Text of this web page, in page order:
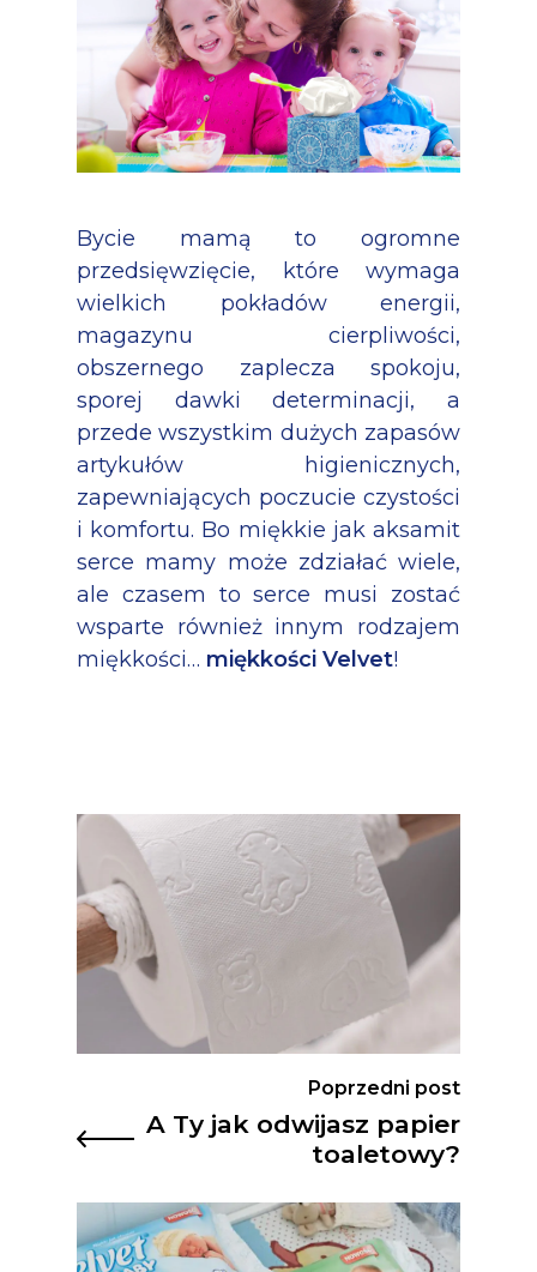
Bycie mamą to ogromne
przedsięwzięcie, które wymaga
wielkich pokładów energii,
magazynu cierpliwości,
obszernego zaplecza spokoju,
sporej dawki determinacji, a
przede wszystkim dużych zapasów
artykułów higienicznych,
zapewniających poczucie czystości
i komfortu. Bo miękkie jak aksamit
serce mamy może zdziałać wiele,
ale czasem to serce musi zostać
wsparte również innym rodzajem
miękkości… miękkości Velvet!
Poprzedni post
A Ty jak odwijasz papier
toaletowy?